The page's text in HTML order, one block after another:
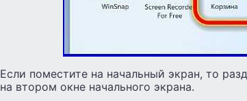
Если поместите на начальный экран, то
на втором окне начального экрана.